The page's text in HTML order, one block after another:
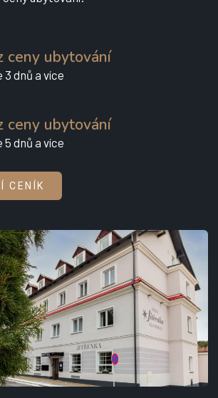
ceny ubytování
dnů a více
ceny ubytování
dnů a více
CENÍK